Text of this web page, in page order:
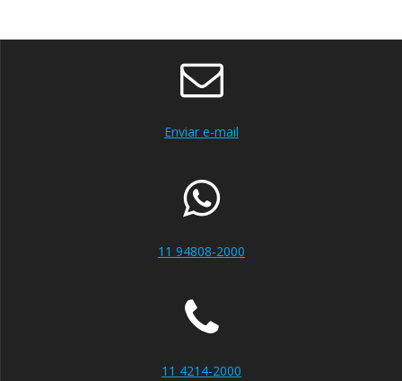
Enviar e-mail
11 94808-2000
11 4214-2000